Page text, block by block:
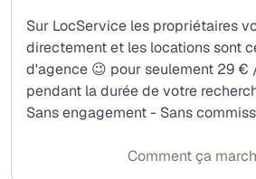
Sur LocService les propriétaires
directement et les locations sont
d'agence 😉 pour seulement 29 €
pendant la durée de votre
Sans engagement - Sans
Comment ça